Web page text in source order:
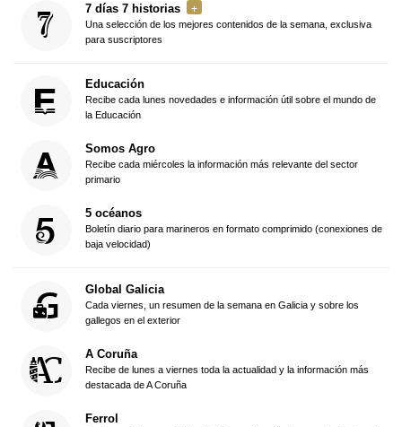
7 días 7 historias
Una selección de los mejores contenidos de la semana, exclusiva
para suscriptores
Educación
Recibe cada lunes novedades e información útil sobre el mundo de
la Educación
Somos Agro
Recibe cada miércoles la información más relevante del sector
primario
5 océanos
Boletín diario para marineros en formato comprimido (conexiones de
baja velocidad)
Global Galicia
Cada viernes, un resumen de la semana en Galicia y sobre los
gallegos en el exterior
A Coruña
Recibe de lunes a viernes toda la actualidad y la información más
destacada de A Coruña
Ferrol